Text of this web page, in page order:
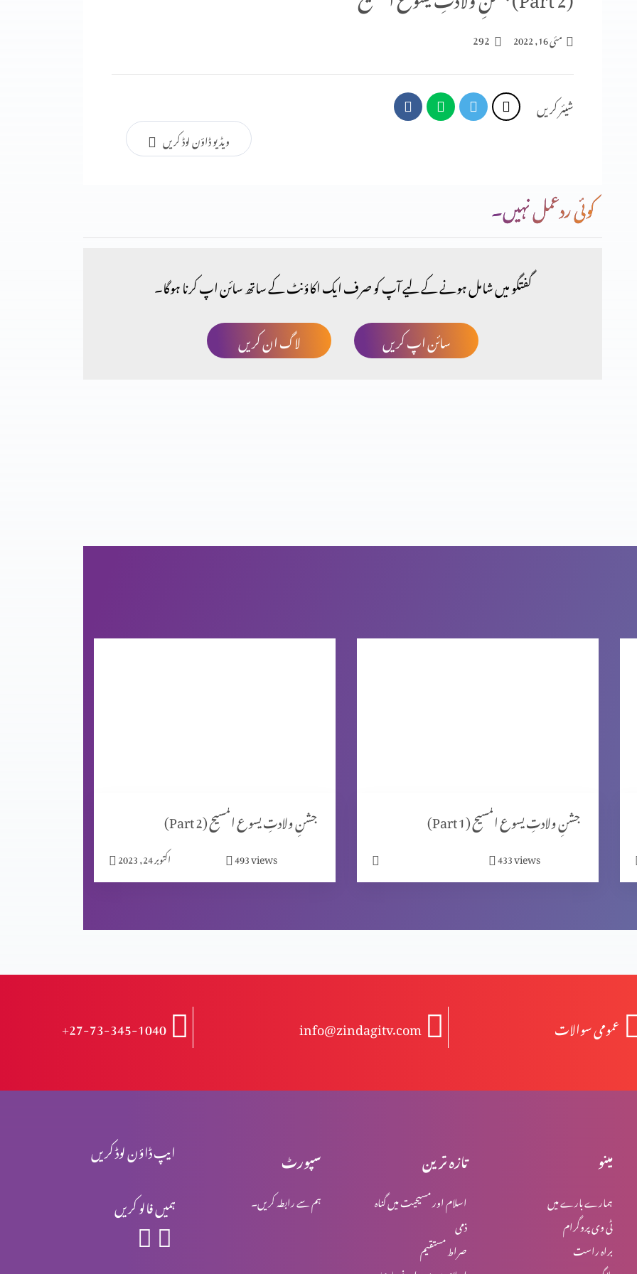
مئی 16, 2022 292
شیئر کریں
ویڈیو ڈاؤن لوڈ کریں
کوئی ردعمل نہیں۔
گفتگو میں شامل ہونے کے لیے آپ کو صرف ایک اکاؤنٹ کے ساتھ سائن اپ کرنا ہوگا۔
لاگ ان کریں
سائن اپ کریں
جشنِ ولادتِ یسوع المسیح (Part 2)
اکتوبر 24, 2023 493views
جشنِ ولادتِ یسوع المسیح (Part 1)
433views
+27-73-345-1040 info@zindagitv.com عمومی سوالات
ایپ ڈاؤن لوڈ کریں
ہمیں فالو کریں
سپورٹ
ہم سے رابطہ کریں۔
تازہ ترین
اسلام اور مسیحیت میں گناہ
ذمی
صراط مستقیم
مینو
ہمارے بارے میں
ٹی وی پروگرام
براہ راست